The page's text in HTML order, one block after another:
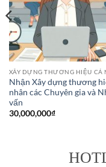
XÂY DỰNG THƯƠNG HIỆU CÁ
Nhận Xây dựng thương
nhân các Chuyên gia và
vấn
30,000,000₫